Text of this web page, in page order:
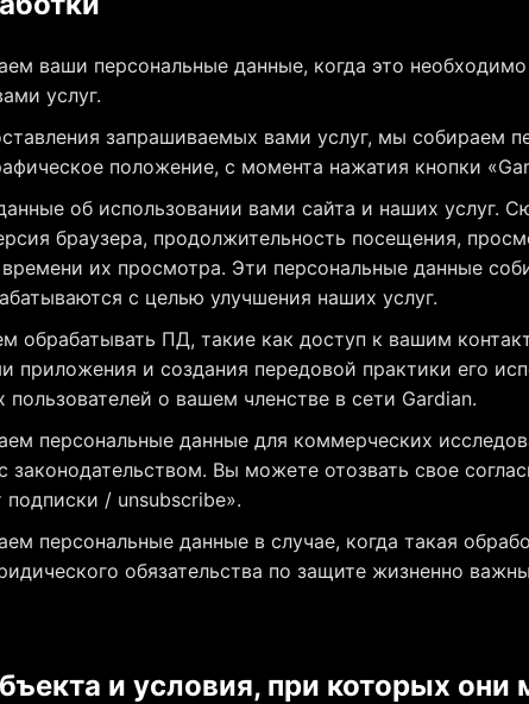
ваши персональные данные, когда это
услуг.
запрашиваемых вами услуг, мы собираем
положение, с момента нажатия кнопки
об использовании вами сайта и наших услуг.
браузера, продолжительность посещения,
их просмотра. Эти персональные данные
с целью улучшения наших услуг.
обрабатывать ПД, такие как доступ к вашим
приложения и создания передовой практики его
о вашем членстве в сети Gardian.
персональные данные для коммерческих
законодательством. Вы можете отозвать свое
подписки / unsubscribe».
персональные данные в случае, когда такая
обязательства по защите жизненно
и условия, при которых они